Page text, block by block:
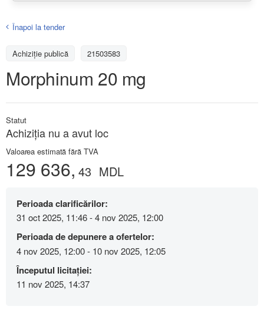
Înapoi la tender
Achiziţie publică 21503583
Morphinum 20 mg
Statut
Achiziţia nu a avut loc
Valoarea estimată fără TVA
129 636, 43 MDL
Perioada clarificărilor:
31 oct 2025, 11:46 - 4 nov 2025, 12:00
Perioada de depunere a ofertelor:
4 nov 2025, 12:00 - 10 nov 2025, 12:05
Începutul licitației:
11 nov 2025, 14:37